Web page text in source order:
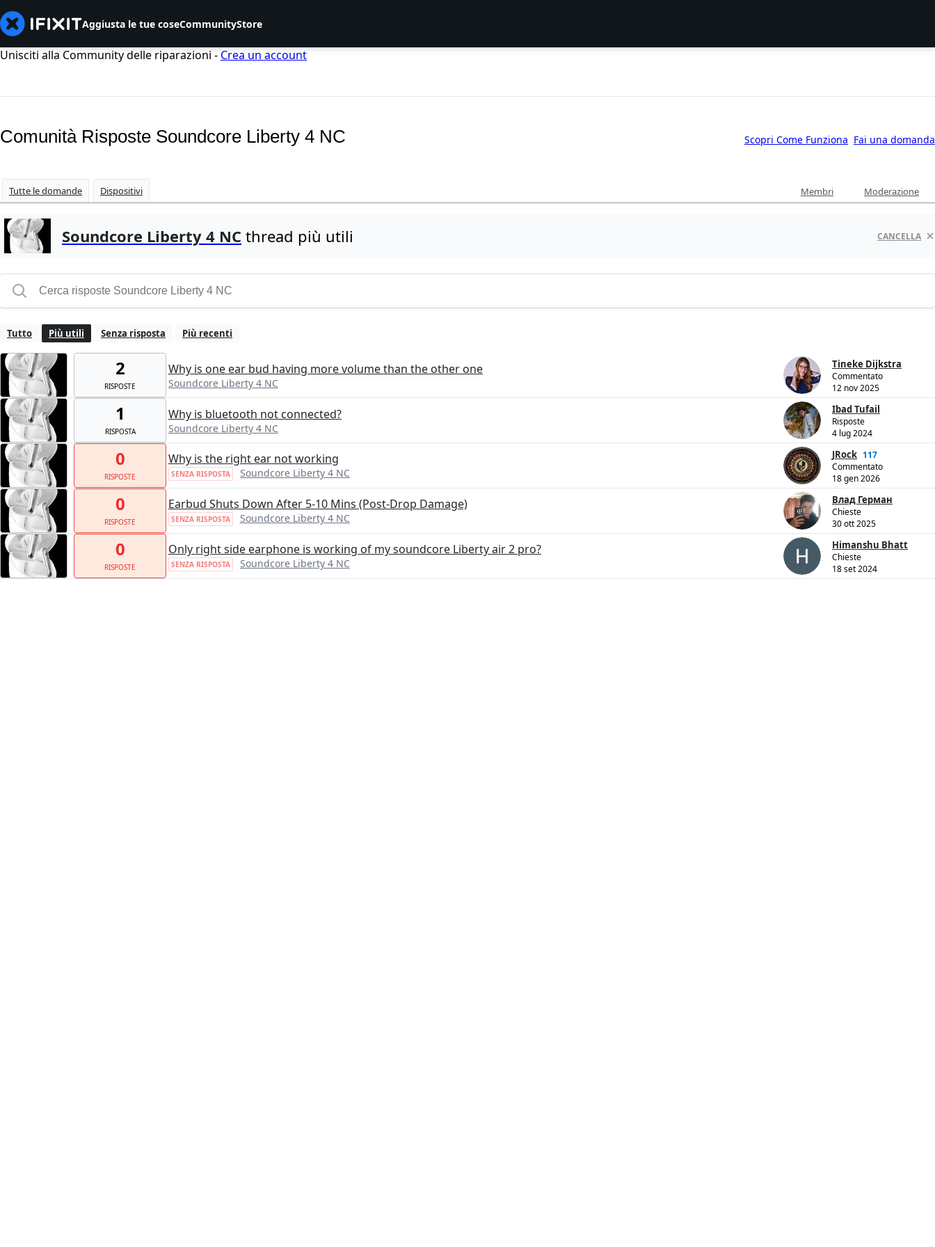
Aggiusta le tue coseCommunityStore
Unisciti alla Community delle riparazioni - Crea un account
Comunità Risposte Soundcore Liberty 4 NC Scopri Come Funziona Fai una domanda
Tutte le domande Dispositivi Membri Moderazione
Soundcore Liberty 4 NC thread più utili CANCELLA
Tutto Più utili Senza risposta Più recenti
2
RISPOSTE
Why is one ear bud having more volume than the other one
Soundcore Liberty 4 NC
Tineke Dijkstra
Commentato
12 nov 2025
1
RISPOSTA
Why is bluetooth not connected?
Soundcore Liberty 4 NC
Ibad Tufail
Risposte
4 lug 2024
0
RISPOSTE
Why is the right ear not working
SENZA RISPOSTA Soundcore Liberty 4 NC
JRock 117
Commentato
18 gen 2026
0
RISPOSTE
Earbud Shuts Down After 5-10 Mins (Post-Drop Damage)
SENZA RISPOSTA Soundcore Liberty 4 NC
Влад Герман
Chieste
30 ott 2025
0
RISPOSTE
Only right side earphone is working of my soundcore Liberty air 2 pro?
SENZA RISPOSTA Soundcore Liberty 4 NC
Himanshu Bhatt
Chieste
18 set 2024